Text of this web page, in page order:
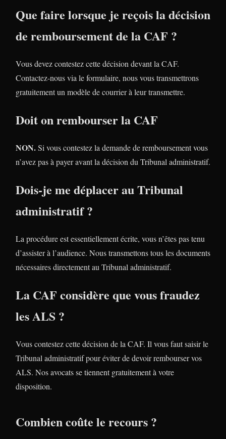
Que faire lorsque je reçois la décision
de remboursement de la CAF ?
Vous devez contestez cette décision devant la CAF.
Contactez-nous via le formulaire, nous vous transmettrons
gratuitement un modèle de courrier à leur transmettre.
Doit on rembourser la CAF
NON.Si vous contestez la demande de remboursement vous
n’avez pas à payer avant la décision du Tribunal administratif.
Dois-je me déplacer au Tribunal
administratif ?
La procédure est essentiellement écrite, vous n’êtes pas tenu
d’assister à l’audience. Nous transmettons tous les documents
nécessaires directement au Tribunal administratif.
La CAF considère que vous fraudez
les ALS ?
Vous contestez cette décision de la CAF. Il vous faut saisir le
Tribunal administratif pour éviter de devoir rembourser vos
ALS. Nos avocats se tiennent gratuitement à votre
disposition.
Combien coûte le recours ?